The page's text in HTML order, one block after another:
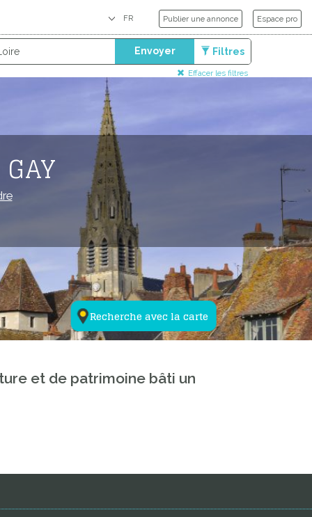
Publier une annonce Espace pro
Envoyer Filtres
Effacer les filtres
Recherche avec la carte
et de patrimoine bâti un